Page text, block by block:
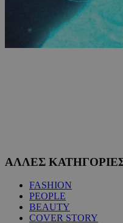
ΑΛΛΕΣ
FASHION
PEOPLE
BEAUTY
COVER STORY